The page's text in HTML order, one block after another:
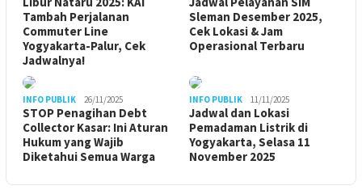
Tambah Perjalanan
Commuter Line
Yogyakarta-Palur, Cek
Jadwalnya!
Sleman Desember 2025,
Cek Lokasi & Jam
Operasional Terbaru
INFO PUBLIK 26/11/2025
STOP Penagihan Debt
Collector Kasar: Ini Aturan
Hukum yang Wajib
Diketahui Semua Warga
INFO PUBLIK 11/11/2025
Jadwal dan Lokasi
Pemadaman Listrik di
Yogyakarta, Selasa 11
November 2025